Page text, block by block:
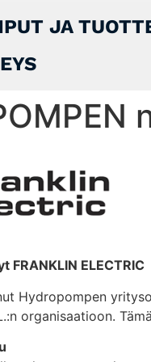
JA
FRANKLIN ELECTRIC
Hydropompen
organisaatioon.